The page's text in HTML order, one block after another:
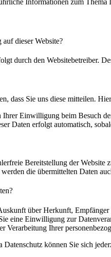
dieser Website?
durch den Websitebetreiber.
dass Sie uns diese mitteilen.
Einwilligung beim Besuch
Daten erfolgt automatisch,
Bereitstellung der Website
die übermittelten Daten
über Herkunft,
eine Einwilligung zur
Verarbeitung Ihrer
können Sie sich